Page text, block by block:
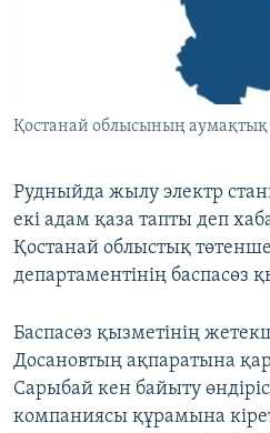
Қостанай облысының аумақтық
Рудныйда жылу электр
екі адам қаза тапты деп
Қостанай облыстық
департаментінің баспасөз
Баспасөз қызметінің
Досановтың ақпаратына
Сарыбай кен байыту
компаниясы құрамына